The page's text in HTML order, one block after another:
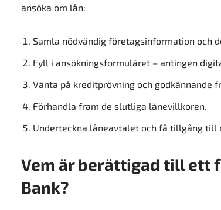
ansöka om lån:
Samla nödvändig företagsinformation och
Fyll i ansökningsformuläret – antingen
Vänta på kreditprövning och godkännande
Förhandla fram de slutliga lånevillkoren.
Underteckna låneavtalet och få tillgång till
Vem är berättigad till ett
Bank?